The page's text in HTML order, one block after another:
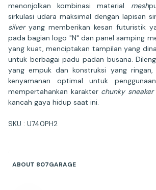
menonjolkan kombinasi material mesh
sirkulasi udara maksimal dengan lapisan
silveryang memberikan kesan futuristik
pada bagian logo "N" dan panel samping
yang kuat, menciptakan tampilan yang
untuk berbagai padu padan busana.
yang empuk dan konstruksi yang
kenyamanan optimal untuk
mempertahankan karakter chunky sneaker
kancah gaya hidup saat ini.
SKU : U740PH2
ABOUT 807GARAGE